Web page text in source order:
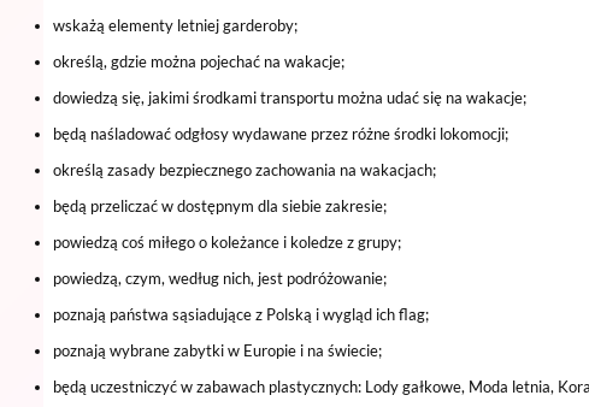
wskażą elementy letniej garderoby;
określą, gdzie można pojechać na wakacje;
dowiedzą się, jakimi środkami transportu można udać się na wakacje;
będą naśladować odgłosy wydawane przez różne środki lokomocji;
określą zasady bezpiecznego zachowania na wakacjach;
będą przeliczać w dostępnym dla siebie zakresie;
powiedzą coś miłego o koleżance i koledze z grupy;
powiedzą, czym, według nich, jest podróżowanie;
poznają państwa sąsiadujące z Polską i wygląd ich flag;
poznają wybrane zabytki w Europie i na świecie;
będą uczestniczyć w zabawach plastycznych: Lody gałkowe, Moda letnia,